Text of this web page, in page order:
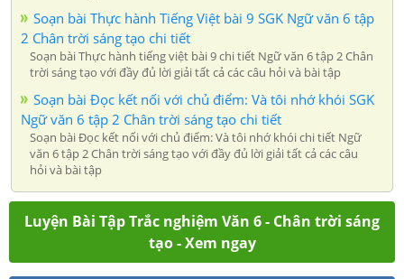
Soạn bài Thực hành Tiếng Việt bài 9 SGK Ngữ văn 6 tập
2 Chân trời sáng tạo chi tiết
Soạn bài Thực hành tiếng việt bài 9 chi tiết Ngữ văn 6 tập 2 Chân
trời sáng tạo với đầy đủ lời giải tất cả các câu hỏi và bài tập
Soạn bài Đọc kết nối với chủ điểm: Và tôi nhớ khói SGK
Ngữ văn 6 tập 2 Chân trời sáng tạo chi tiết
Soạn bài Đọc kết nối với chủ điểm: Và tôi nhớ khói chi tiết Ngữ
văn 6 tập 2 Chân trời sáng tạo với đầy đủ lời giải tất cả các câu
hỏi và bài tập
Luyện Bài Tập Trắc nghiệm Văn 6 - Chân trời sáng
tạo - Xem ngay